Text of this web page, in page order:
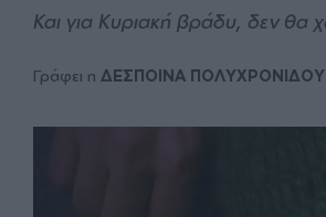
Και για Κυριακή βράδυ, δεν θα
Γράφει η ΔΕΣΠΟΙΝΑ ΠΟΛΥΧΡΟΝΙΔΟΥ